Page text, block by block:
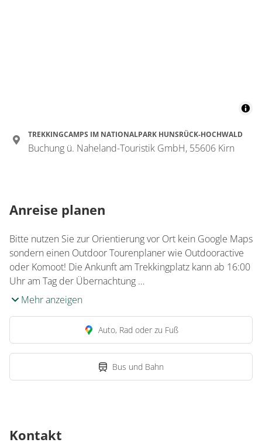
TREKKINGCAMPS IM NATIONALPARK HUNSRÜCK-HOCHWALD
Buchung ü. Naheland-Touristik GmbH, 55606 Kirn
Anreise planen
Bitte nutzen Sie zur Orientierung vor Ort kein Google Maps
sondern einen Outdoor Tourenplaner wie Outdooractive
oder Komoot! Die Ankunft am Trekkingplatz kann ab 16:00
Uhr am Tag der Übernachtung …
Mehr anzeigen
Auto, Rad oder zu Fuß
Bus und Bahn
Kontakt